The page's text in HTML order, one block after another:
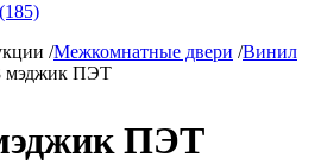
/Межкомнатные двери /Винил
мэджик ПЭТ
ПЭТ